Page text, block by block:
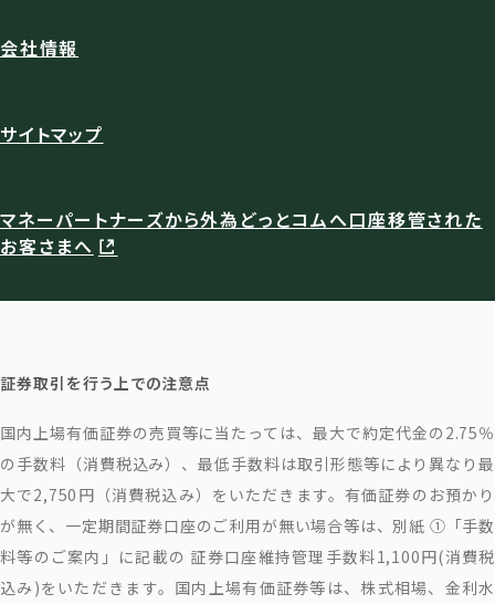
会社情報
サイトマップ
マネーパートナーズから外為どっとコムへ口座移管された
お客さまへ
証券取引を行う上での注意点
国内上場有価証券の売買等に当たっては、最大で約定代金の2.75％
の手数料（消費税込み）、最低手数料は取引形態等により異なり最
大で2,750円（消費税込み）をいただきます。有価証券のお預かり
が無く、一定期間証券口座のご利用が無い場合等は、別紙 ①「手数
料等のご案内」に記載の 証券口座維持管理手数料1,100円(消費税
込み)をいただきます。国内上場有価証券等は、株式相場、金利水